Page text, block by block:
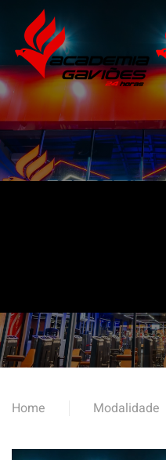
Skip to main content
Home Modalidade